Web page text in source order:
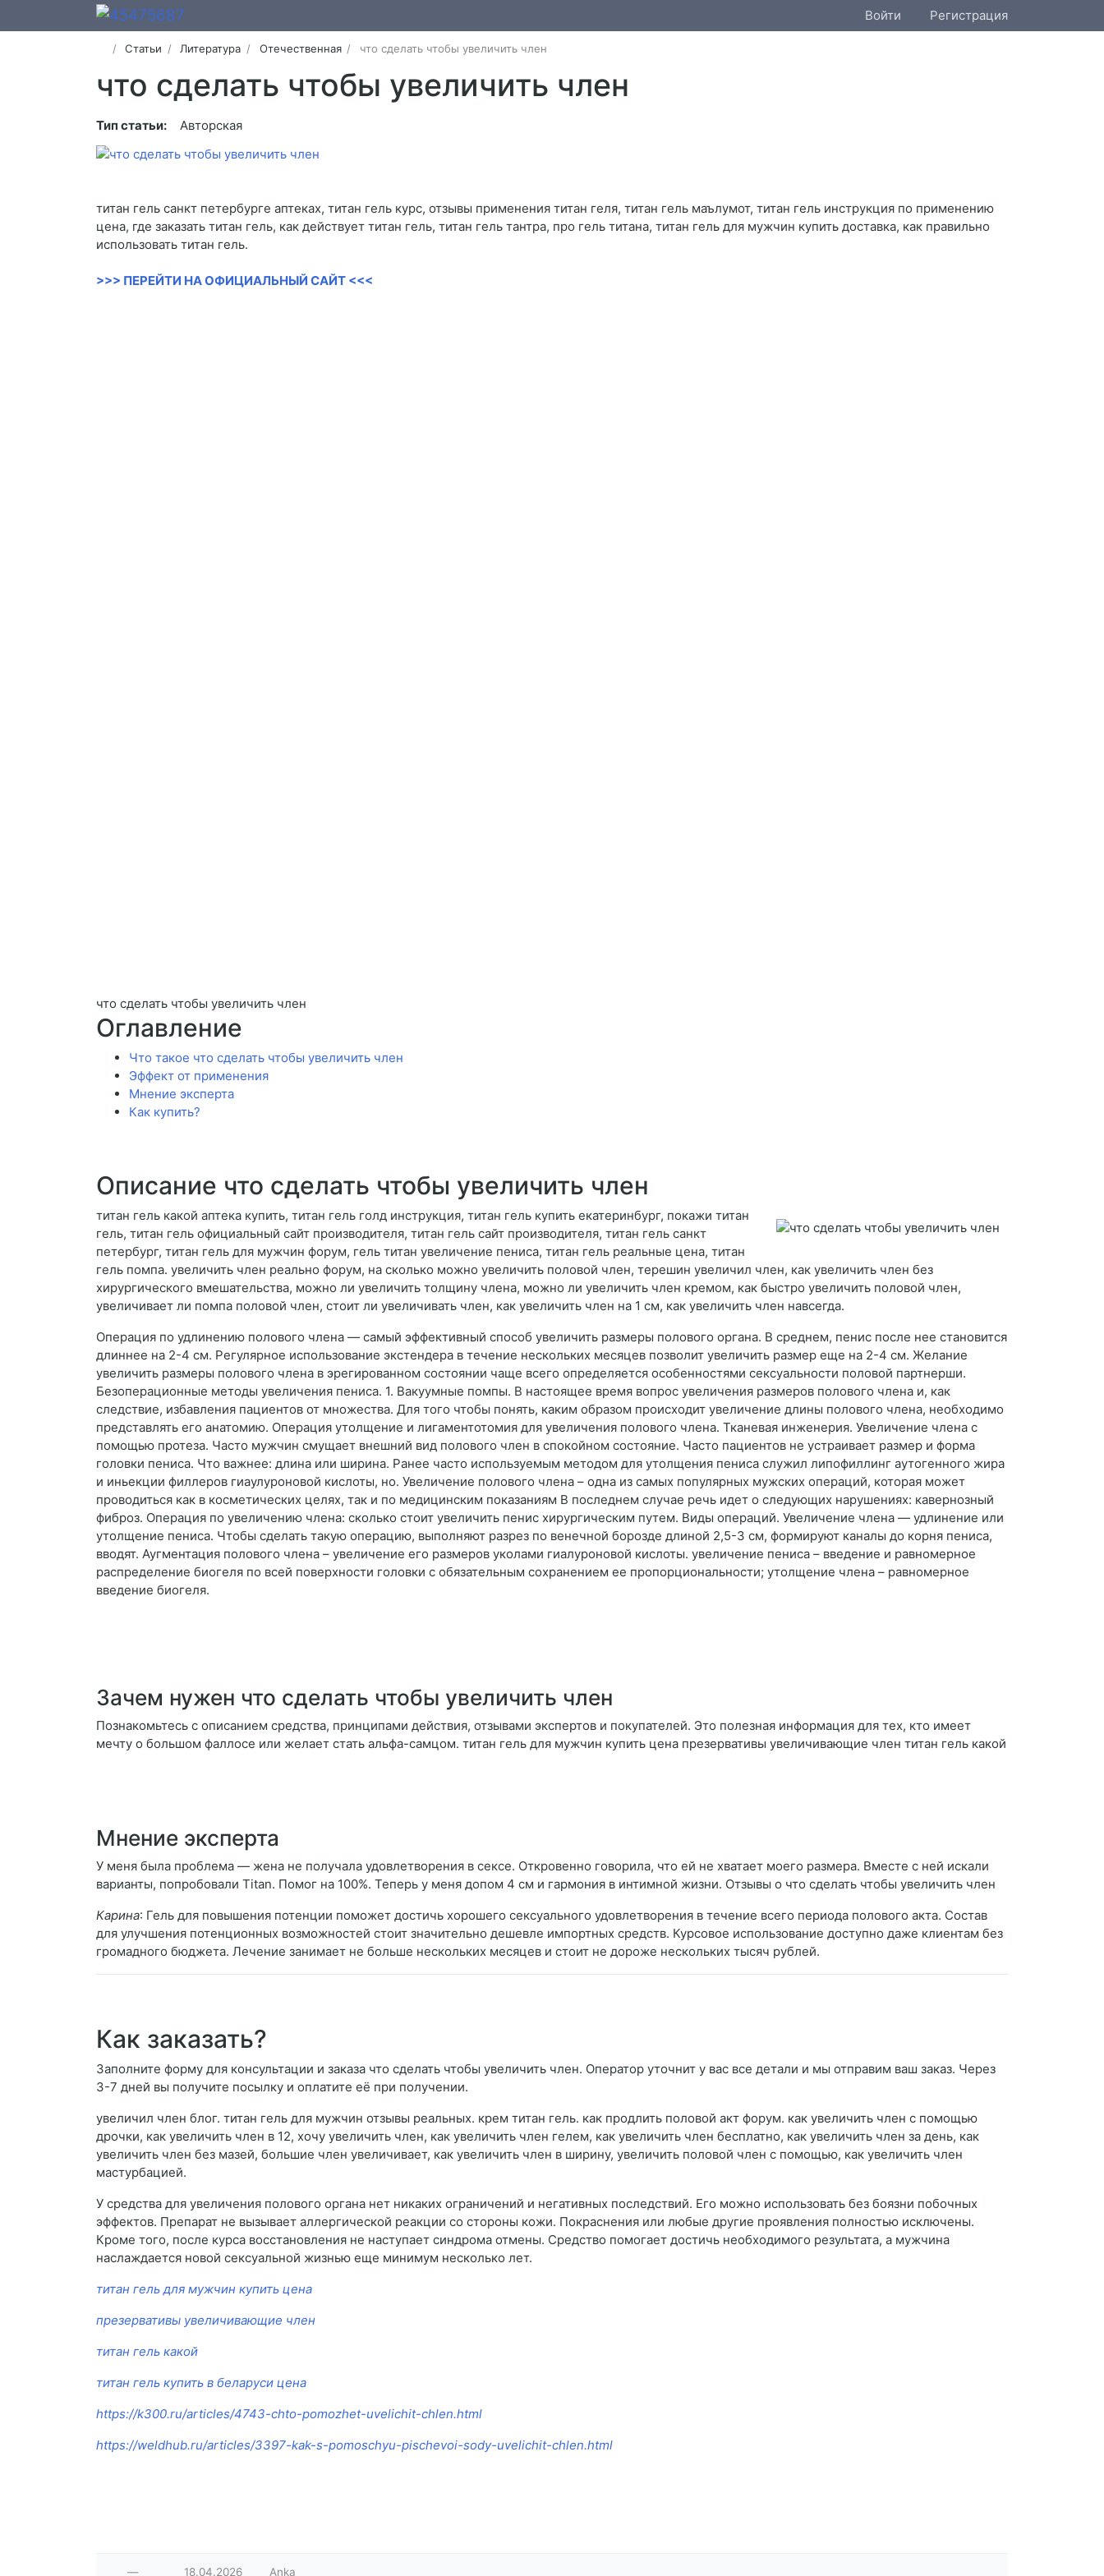
Войти Регистрация
Статьи Литература Отечественная что сделать чтобы увеличить член
что сделать чтобы увеличить член
Тип статьи: Авторская
титан гель санкт петербурге аптеках, титан гель курс, отзывы применения титан геля, титан гель маълумот, титан гель инструкция по применению
цена, где заказать титан гель, как действует титан гель, титан гель тантра, про гель титана, титан гель для мужчин купить доставка, как правильно
использовать титан гель.
>>> ПЕРЕЙТИ НА ОФИЦИАЛЬНЫЙ САЙТ <<<
что сделать чтобы увеличить член
Оглавление
Что такое что сделать чтобы увеличить член
Эффект от применения
Мнение эксперта
Как купить?
Описание что сделать чтобы увеличить член
титан гель какой аптека купить, титан гель голд инструкция, титан гель купить екатеринбург, покажи титан
гель, титан гель официальный сайт производителя, титан гель сайт производителя, титан гель санкт
петербург, титан гель для мужчин форум, гель титан увеличение пениса, титан гель реальные цена, титан
гель помпа. увеличить член реально форум, на сколько можно увеличить половой член, терешин увеличил член, как увеличить член без
хирургического вмешательства, можно ли увеличить толщину члена, можно ли увеличить член кремом, как быстро увеличить половой член,
увеличивает ли помпа половой член, стоит ли увеличивать член, как увеличить член на 1 см, как увеличить член навсегда.
Операция по удлинению полового члена — самый эффективный способ увеличить размеры полового органа. В среднем, пенис после нее становится
длиннее на 2-4 см. Регулярное использование экстендера в течение нескольких месяцев позволит увеличить размер еще на 2-4 см. Желание
увеличить размеры полового члена в эрегированном состоянии чаще всего определяется особенностями сексуальности половой партнерши.
Безоперационные методы увеличения пениса. 1. Вакуумные помпы. В настоящее время вопрос увеличения размеров полового члена и, как
следствие, избавления пациентов от множества. Для того чтобы понять, каким образом происходит увеличение длины полового члена, необходимо
представлять его анатомию. Операция утолщение и лигаментотомия для увеличения полового члена. Тканевая инженерия. Увеличение члена с
помощью протеза. Часто мужчин смущает внешний вид полового член в спокойном состояние. Часто пациентов не устраивает размер и форма
головки пениса. Что важнее: длина или ширина. Ранее часто используемым методом для утолщения пениса служил липофиллинг аутогенного жира
и иньекции филлеров гиаулуроновой кислоты, но. Увеличение полового члена – одна из самых популярных мужских операций, которая может
проводиться как в косметических целях, так и по медицинским показаниям В последнем случае речь идет о следующих нарушениях: кавернозный
фиброз. Операция по увеличению члена: сколько стоит увеличить пенис хирургическим путем. Виды операций. Увеличение члена — удлинение или
утолщение пениса. Чтобы сделать такую операцию, выполняют разрез по венечной борозде длиной 2,5-3 см, формируют каналы до корня пениса,
вводят. Аугментация полового члена – увеличение его размеров уколами гиалуроновой кислоты. увеличение пениса – введение и равномерное
распределение биогеля по всей поверхности головки с обязательным сохранением ее пропорциональности; утолщение члена – равномерное
введение биогеля.
Зачем нужен что сделать чтобы увеличить член
Познакомьтесь с описанием средства, принципами действия, отзывами экспертов и покупателей. Это полезная информация для тех, кто имеет
мечту о большом фаллосе или желает стать альфа-самцом. титан гель для мужчин купить цена презервативы увеличивающие член титан гель какой
Мнение эксперта
У меня была проблема — жена не получала удовлетворения в сексе. Откровенно говорила, что ей не хватает моего размера. Вместе с ней искали
варианты, попробовали Titan. Помог на 100%. Теперь у меня допом 4 см и гармония в интимной жизни. Отзывы о что сделать чтобы увеличить член
Карина: Гель для повышения потенции поможет достичь хорошего сексуального удовлетворения в течение всего периода полового акта. Состав
для улучшения потенционных возможностей стоит значительно дешевле импортных средств. Курсовое использование доступно даже клиентам без
громадного бюджета. Лечение занимает не больше нескольких месяцев и стоит не дороже нескольких тысяч рублей.
Как заказать?
Заполните форму для консультации и заказа что сделать чтобы увеличить член. Оператор уточнит у вас все детали и мы отправим ваш заказ. Через
3-7 дней вы получите посылку и оплатите её при получении.
увеличил член блог. титан гель для мужчин отзывы реальных. крем титан гель. как продлить половой акт форум. как увеличить член с помощью
дрочки, как увеличить член в 12, хочу увеличить член, как увеличить член гелем, как увеличить член бесплатно, как увеличить член за день, как
увеличить член без мазей, большие член увеличивает, как увеличить член в ширину, увеличить половой член с помощью, как увеличить член
мастурбацией.
У средства для увеличения полового органа нет никаких ограничений и негативных последствий. Его можно использовать без боязни побочных
эффектов. Препарат не вызывает аллергической реакции со стороны кожи. Покраснения или любые другие проявления полностью исключены.
Кроме того, после курса восстановления не наступает синдрома отмены. Средство помогает достичь необходимого результата, а мужчина
наслаждается новой сексуальной жизнью еще минимум несколько лет.
титан гель для мужчин купить цена
презервативы увеличивающие член
титан гель какой
титан гель купить в беларуси цена
https://k300.ru/articles/4743-chto-pomozhet-uvelichit-chlen.html
https://weldhub.ru/articles/3397-kak-s-pomoschyu-pischevoi-sody-uvelichit-chlen.html
— 18.04.2026 Anka